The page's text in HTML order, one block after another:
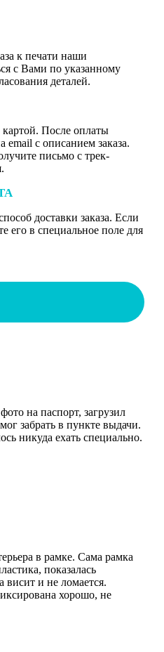
к печати наши
с Вами по указанному
деталей.
картой. После оплаты
email с описанием заказа.
письмо с трек-
доставки заказа. Если
его в специальное поле для
на паспорт, загрузил
забрать в пункте выдачи.
никуда ехать специально.
в рамке. Сама рамка
показалась
висит и не ломается.
хорошо, не